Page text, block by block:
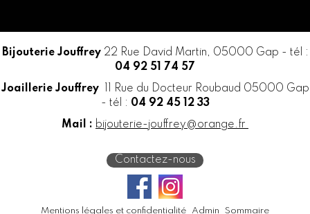
Bijouterie Jouffrey22 Rue David Martin, 05000 Gap - tél :
04 92 51 74 57
Joaillerie Jouffrey
11 Rue du Docteur Roubaud 05000 Gap
- tél : 04 92 45 12 33
Mail : bijouterie-jouffrey@orange.fr
Contactez-nous
Mentions légales et confidentialité Admin Sommaire